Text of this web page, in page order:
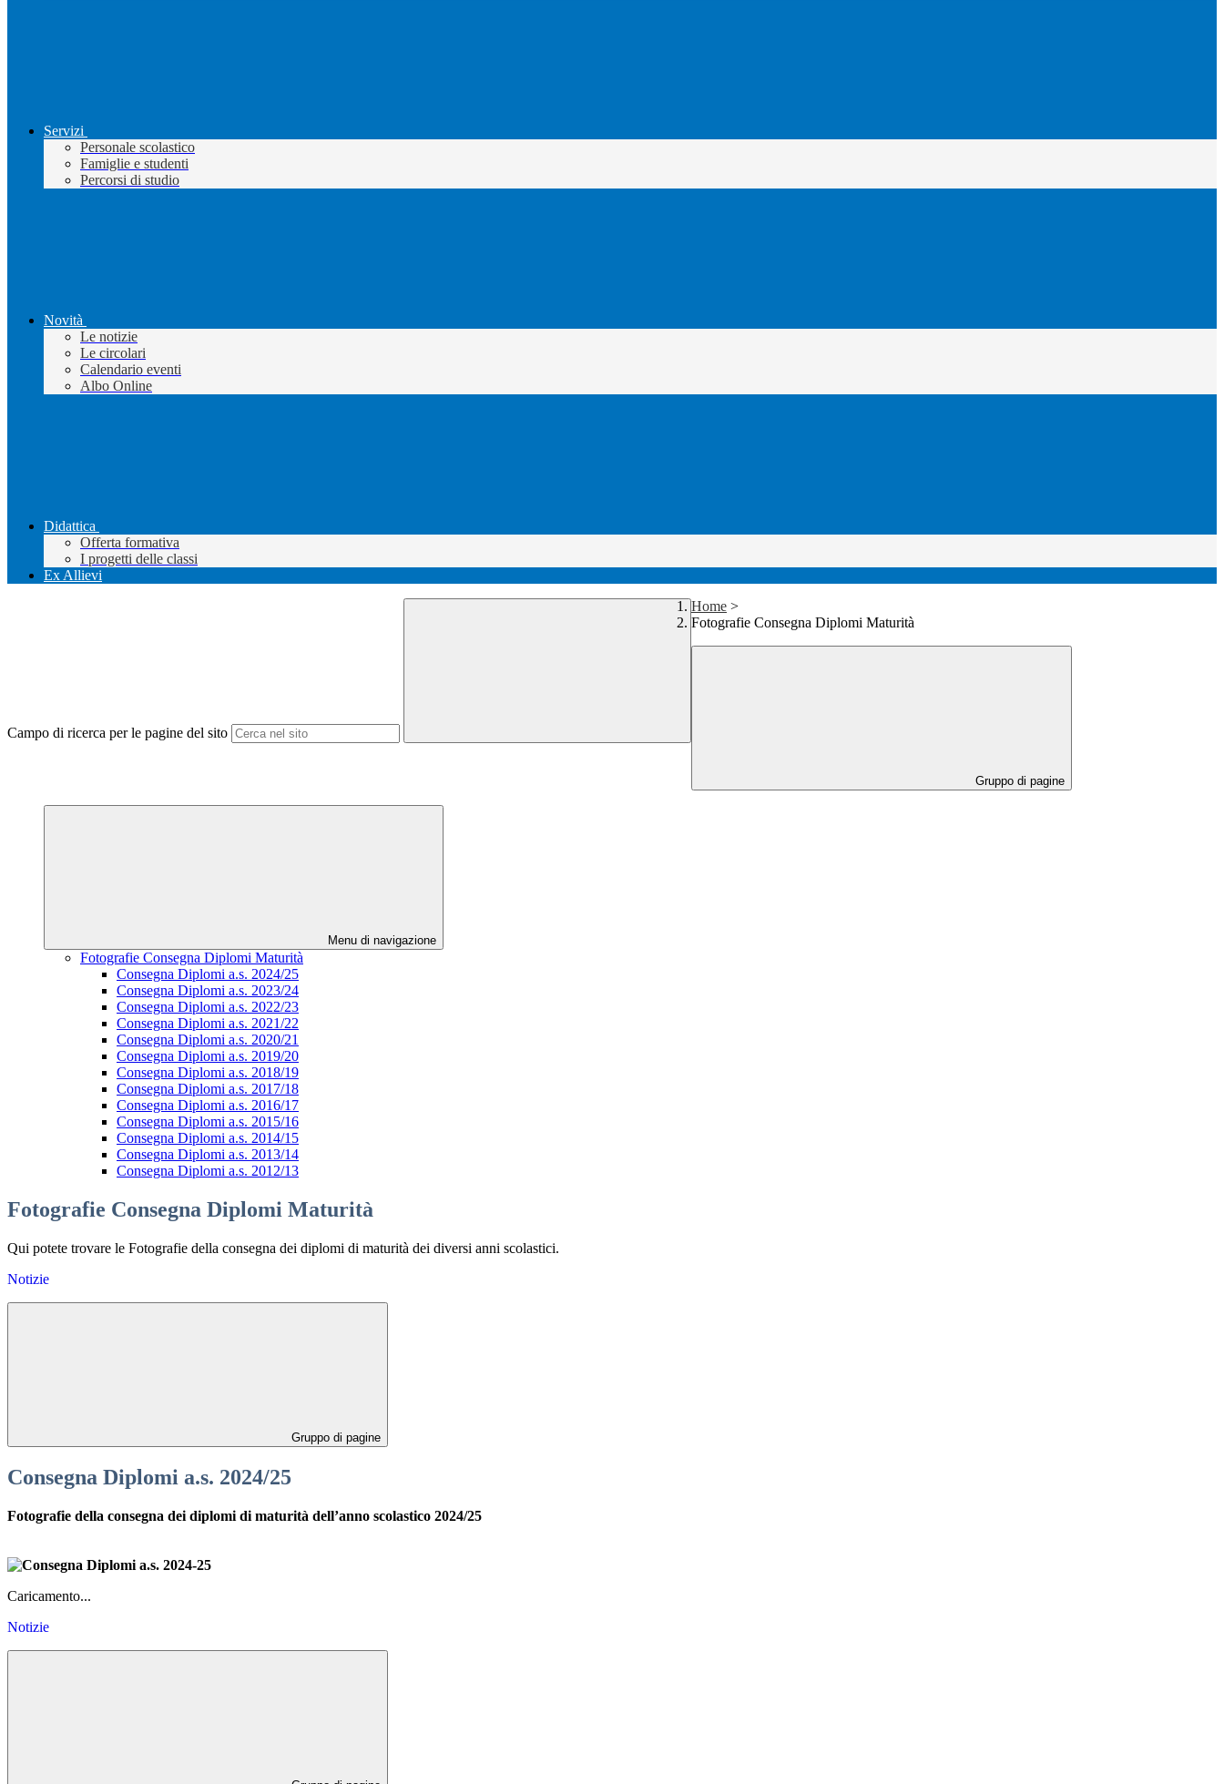
Servizi
Personale scolastico
Famiglie e studenti
Percorsi di studio
Novità
Le notizie
Le circolari
Calendario eventi
Albo Online
Didattica
Offerta formativa
I progetti delle classi
Ex Allievi
Campo di ricerca per le pagine del sito
Home >
Fotografie Consegna Diplomi Maturità
Gruppo di pagine
Menu di navigazione
Fotografie Consegna Diplomi Maturità
Consegna Diplomi a.s. 2024/25
Consegna Diplomi a.s. 2023/24
Consegna Diplomi a.s. 2022/23
Consegna Diplomi a.s. 2021/22
Consegna Diplomi a.s. 2020/21
Consegna Diplomi a.s. 2019/20
Consegna Diplomi a.s. 2018/19
Consegna Diplomi a.s. 2017/18
Consegna Diplomi a.s. 2016/17
Consegna Diplomi a.s. 2015/16
Consegna Diplomi a.s. 2014/15
Consegna Diplomi a.s. 2013/14
Consegna Diplomi a.s. 2012/13
Fotografie Consegna Diplomi Maturità
Qui potete trovare le Fotografie della consegna dei diplomi di maturità dei diversi anni scolastici.
Notizie
Gruppo di pagine
Consegna Diplomi a.s. 2024/25
Fotografie della consegna dei diplomi di maturità dell’anno scolastico 2024/25
Caricamento...
Notizie